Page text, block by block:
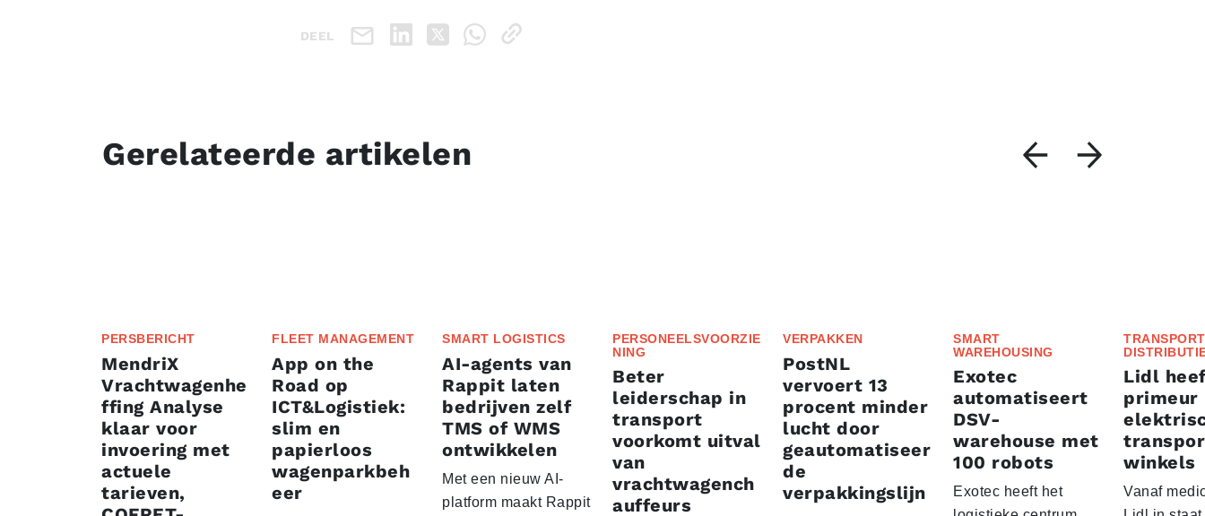
DEEL
Gerelateerde artikelen
PERSBERICHT
MendriX
Vrachtwagenhe
ffing Analyse
klaar voor
invoering met
actuele
tarieven,
FLEET MANAGEMENT
App on the
Road op
ICT&Logistiek:
slim en
papierloos
wagenparkbeh
eer
SMART LOGISTICS
AI-agents van
Rappit laten
bedrijven zelf
TMS of WMS
ontwikkelen
Met een nieuw AI-
platform maakt Rappit
PERSONEELSVOORZIE
NING
Beter
leiderschap in
transport
voorkomt uitval
van
vrachtwagench
auffeurs
VERPAKKEN
PostNL
vervoert 13
procent minder
lucht door
geautomatiseer
de
verpakkingslijn
SMART
WAREHOUSING
Exotec
automatiseert
DSV-
warehouse met
100 robots
Exotec heeft het
Lidl
primeur
winkels
Vanaf